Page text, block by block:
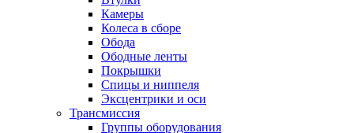
Камеры
Колеса в сборе
Обода
Ободные ленты
Покрышки
Спицы и ниппеля
Эксцентрики и оси
Трансмиссия
Группы оборудования